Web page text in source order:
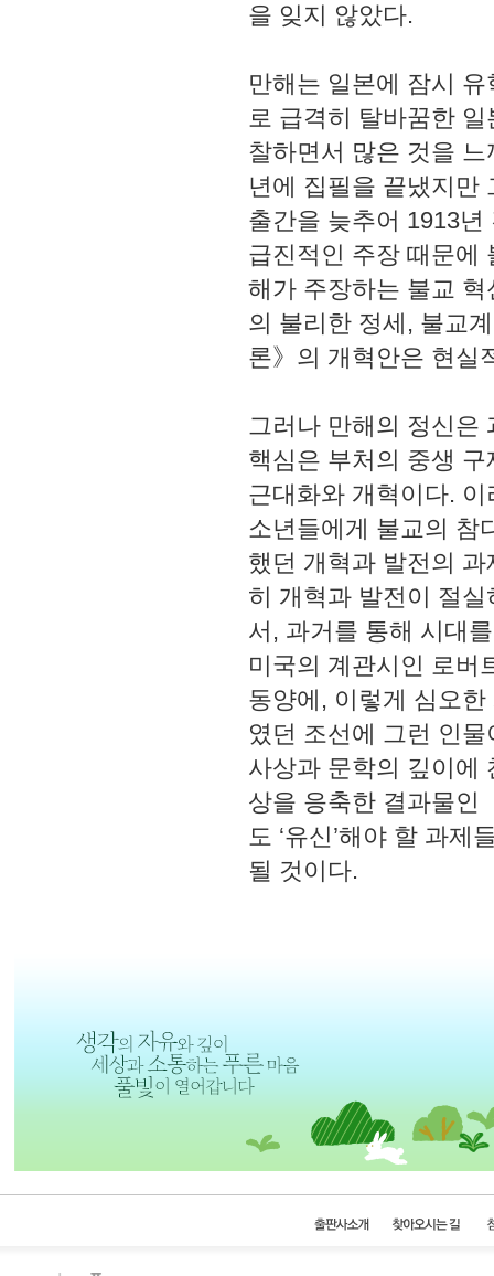
을 잊지 않았다.
만해는 일본에 잠시
로 급격히 탈바꿈한
찰하면서 많은 것을
년에 집필을 끝냈지만
출간을 늦추어 1913
급진적인 주장 때문에
해가 주장하는 불교
의 불리한 정세, 불교
론》의 개혁안은 현실
그러나 만해의 정신은
핵심은 부처의 중생
근대화와 개혁이다.
소년들에게 불교의 참
했던 개혁과 발전의
히 개혁과 발전이 절
서, 과거를 통해 시대
미국의 계관시인 로버
동양에, 이렇게 심오
였던 조선에 그런 인
사상과 문학의 깊이에
상을 응축한 결과물인
도 ‘유신’해야 할 과
될 것이다.